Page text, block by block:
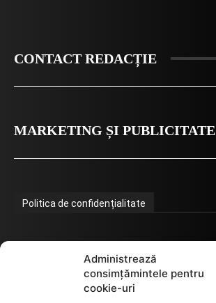
Administrează
consimțămintele pentru
cookie-uri
CONTACT REDACȚIE
MARKETING ȘI PUBLICITATE
Politica de confidențialitate
Termeni de utilizare